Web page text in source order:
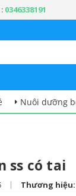
0346338191
Nuôi dưỡng
ss có tai
| Thương hiệu: